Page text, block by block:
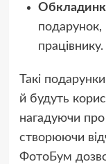
подарунок,
працівнику.
Такі
й будуть
нагадуючи
створюючи
ФотоБум